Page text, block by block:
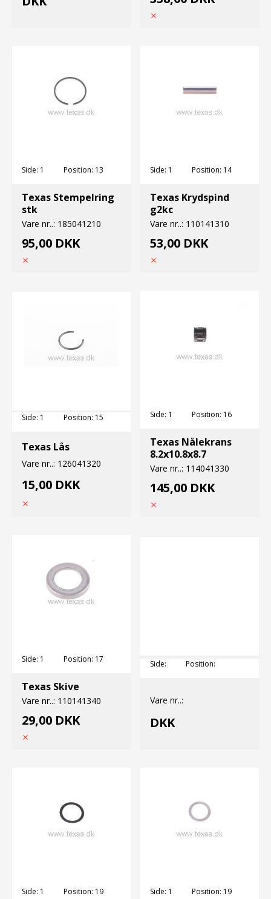
Side: 1 Position: 13
Texas Stempelring
stk
Vare nr..: 185041210
95,00 DKK
Side: 1 Position: 14
Texas Krydspind
g2kc
Vare nr..: 110141310
53,00 DKK
Side: 1 Position: 15
Texas Lås
Vare nr..: 126041320
15,00 DKK
Side: 1 Position: 16
Texas Nålekrans
8.2x10.8x8.7
Vare nr..: 114041330
145,00 DKK
Side: 1 Position: 17
Texas Skive
Vare nr..: 110141340
29,00 DKK
Side: Position:
Vare nr..:
DKK
Side: 1 Position: 19 Side: 1 Position: 19